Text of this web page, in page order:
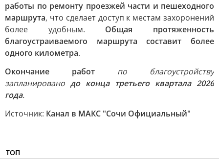
работы по ремонту проезжей части и пешеходного
маршрута, что сделает доступ к местам захоронений
более удобным. Общая протяженность
благоустраиваемого маршрута составит более
одного километра.
Окончание работ по благоустройству
запланировано до конца третьего квартала 2026
года.
Источник: Канал в МАКС "Сочи Официальный"
ТОП